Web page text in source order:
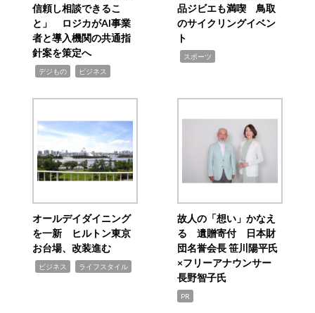
信頼し相談できるこ
と」 ロジカがAI事業
者と導入機関の共通指
針案を策定へ
デジもの ビジネス
品ジビエも満喫 鳥取
のサイクリングイベン
ト
スポーツ
オールデイダイニング
を一新 ヒルトン東京
お台場、改装進む
ビジネス ライフスタイル
故人の「想い」かなえ
る 遺贈寄付 日本財
団名誉会長 笹川陽平氏
×フリーアナウンサー
長野智子氏
PR